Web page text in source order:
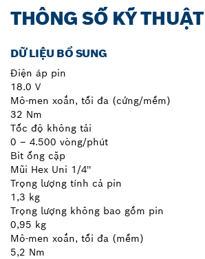
THÔNG SỐ KỸ THUẬT
DỮ LIỆU BỔ SUNG
Điện áp pin
18.0 V
Mô-men xoắn, tối đa (cứng/mềm)
32 Nm
Tốc độ không tải
0 – 4.500 vòng/phút
Bit ống cặp
Mũi Hex Uni 1/4''
Trọng lượng tính cả pin
1,3 kg
Trọng lượng không bao gồm pin
0,95 kg
Mô-men xoắn, tối đa (mềm)
5,2 Nm